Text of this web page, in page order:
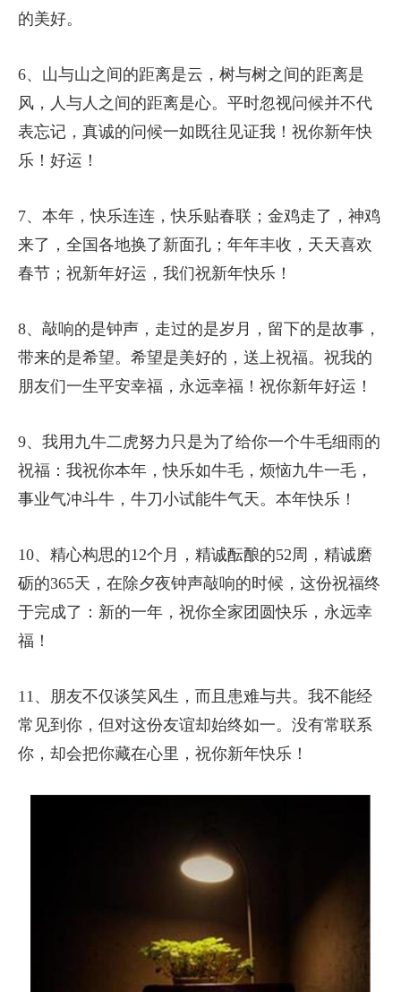
的美好。
6、山与山之间的距离是云，树与树之间的距离是
风，人与人之间的距离是心。平时忽视问候并不代
表忘记，真诚的问候一如既往见证我！祝你新年快
乐！好运！
7、本年，快乐连连，快乐贴春联；金鸡走了，神鸡
来了，全国各地换了新面孔；年年丰收，天天喜欢
春节；祝新年好运，我们祝新年快乐！
8、敲响的是钟声，走过的是岁月，留下的是故事，
带来的是希望。希望是美好的，送上祝福。祝我的
朋友们一生平安幸福，永远幸福！祝你新年好运！
9、我用九牛二虎努力只是为了给你一个牛毛细雨的
祝福：我祝你本年，快乐如牛毛，烦恼九牛一毛，
事业气冲斗牛，牛刀小试能牛气天。本年快乐！
10、精心构思的12个月，精诚酝酿的52周，精诚磨
砺的365天，在除夕夜钟声敲响的时候，这份祝福终
于完成了：新的一年，祝你全家团圆快乐，永远幸
福！
11、朋友不仅谈笑风生，而且患难与共。我不能经
常见到你，但对这份友谊却始终如一。没有常联系
你，却会把你藏在心里，祝你新年快乐！